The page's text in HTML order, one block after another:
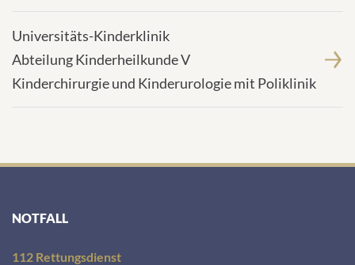
Universitäts-Kinderklinik
Abteilung Kinderheilkunde V
Kinderchirurgie und Kinderurologie mit Poliklinik
NOTFALL
112 Rettungsdienst